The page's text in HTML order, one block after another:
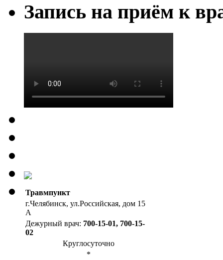
Запись на приём к
Травмпункт
г.Челябинск, ул.Российская, дом 15
А
Дежурный врач: 700-15-01, 700-15-
02
Круглосуточно
*